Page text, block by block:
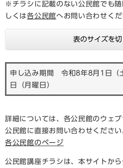
※チラシに記載のない公民館でも
しくは各公民館へお問い合わせくだ
表のサイズを
申し込み期間 令和8年8月1日（
日（月曜日）
詳細については、各公民館のウェ
公民館に直接お問い合わせください
各公民館のページ
公民館講座チラシは、本サイトか